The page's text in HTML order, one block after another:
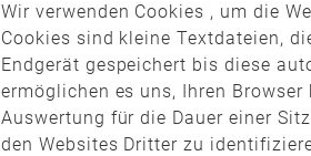
Wir verwenden Cookies , um die
Cookies sind kleine Textdateien,
Endgerät gespeichert bis diese
ermöglichen es uns, Ihren
Auswertung für die Dauer einer
den Websites Dritter zu